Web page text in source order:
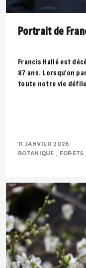
Portrait de
Francis Hallé est
87 ans. Lorsqu’on
toute notre vie
11 JANVIER 2026
BOTANIQUE
FORÊTS